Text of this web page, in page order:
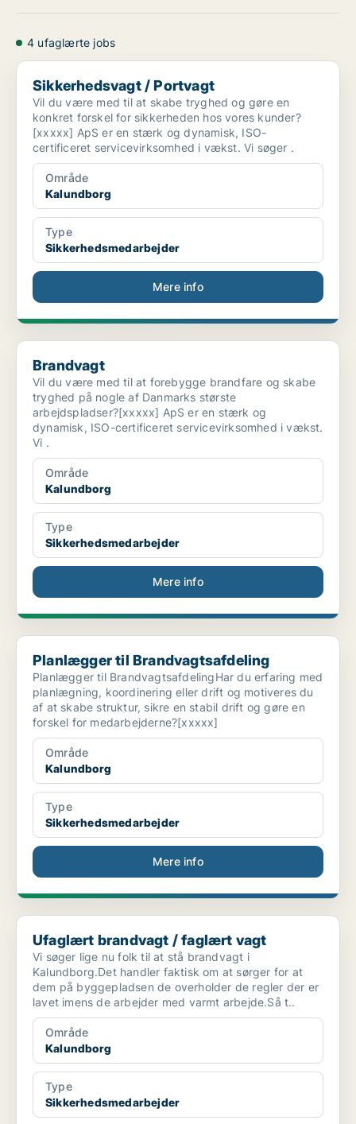
4 ufaglærte jobs
Sikkerhedsvagt / Portvagt
Sikkerhedsvagt / Portvagt
Vil du være med til at skabe tryghed og gøre en
konkret forskel for sikkerheden hos vores kunder?
[xxxxx] ApS er en stærk og dynamisk, ISO-
certificeret servicevirksomhed i vækst. Vi søger .
Område
Kalundborg
Type
Sikkerhedsmedarbejder
Mere info
Brandvagt
Brandvagt
Vil du være med til at forebygge brandfare og skabe
tryghed på nogle af Danmarks største
arbejdspladser?[xxxxx] ApS er en stærk og
dynamisk, ISO-certificeret servicevirksomhed i vækst.
Vi .
Område
Kalundborg
Type
Sikkerhedsmedarbejder
Mere info
Planlægger til Brandvagtsafdeling
Planlægger til Brandvagtsafdeling
Planlægger til BrandvagtsafdelingHar du erfaring med
planlægning, koordinering eller drift og motiveres du
af at skabe struktur, sikre en stabil drift og gøre en
forskel for medarbejderne?[xxxxx]
Område
Kalundborg
Type
Sikkerhedsmedarbejder
Mere info
Ufaglært brandvagt / faglært vagt
Ufaglært brandvagt / faglært vagt
Vi søger lige nu folk til at stå brandvagt i
Kalundborg.Det handler faktisk om at sørger for at
dem på byggepladsen de overholder de regler der er
lavet imens de arbejder med varmt arbejde.Så t..
Område
Kalundborg
Type
Sikkerhedsmedarbejder